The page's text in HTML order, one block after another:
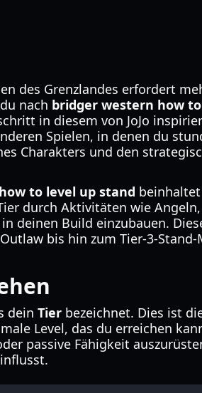
des Grenzlandes erfordert
nach bridger western how
in diesem von JoJo
Spielen, in denen du
Charakters und den
to level up stand
durch Aktivitäten wie
deinen Build einzubauen.
bis hin zum Tier-3-
dein Tier bezeichnet. Dies ist
Level, das du erreichen
passive Fähigkeit